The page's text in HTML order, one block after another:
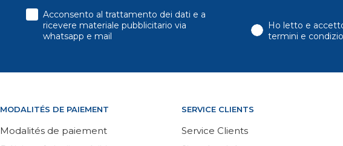
consenso
Acconsento al trattamento dei dati e a
ricevere materiale pubblicitario via
whatsapp e mail
Ho letto e
termini e
MODALITÉS DE PAIEMENT
Modalités de paiement
SERVICE CLIENTS
Service Clients